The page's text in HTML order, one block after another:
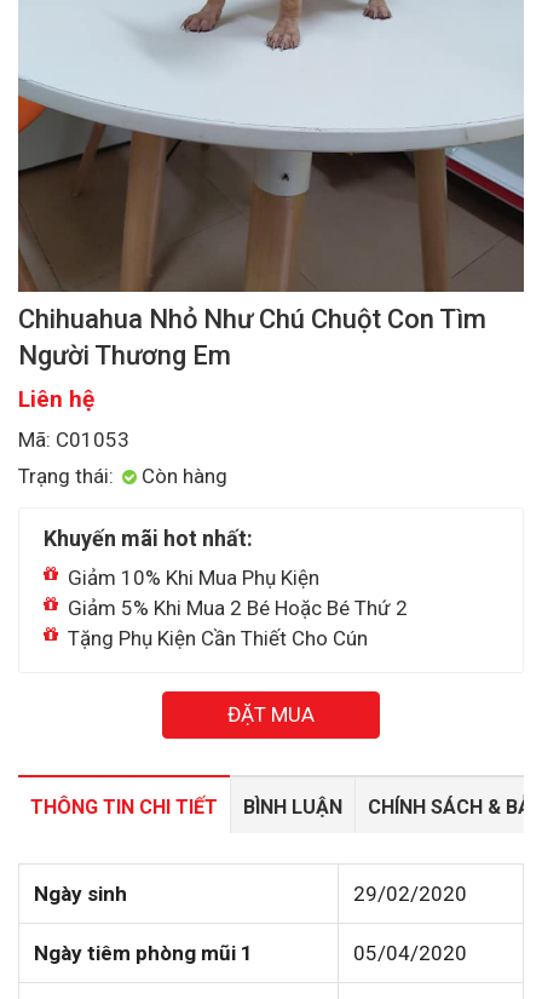
Chihuahua Nhỏ Như Chú Chuột Con Tìm
Người Thương Em
Liên hệ
Mã: C01053
Trạng thái:
Còn hàng
Khuyến mãi hot nhất:
Giảm 10% Khi Mua Phụ Kiện
Giảm 5% Khi Mua 2 Bé Hoặc Bé Thứ 2
Tặng Phụ Kiện Cần Thiết Cho Cún
ĐẶT MUA
THÔNG TIN CHI TIẾT BÌNH LUẬN CHÍNH SÁCH &
Ngày sinh 29/02/2020
Ngày tiêm phòng mũi 1 05/04/2020